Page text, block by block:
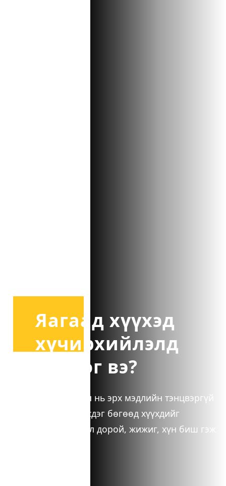
Яагаад хүүхэд
хүчирхийлэлд
өртдөг вэ?
Хүчирхийлэл нь эрх мэдлийн тэнцвэргүй
байдлаас үүсдэг бөгөөд хүүхдийг
өөрөөсөө сул дорой, жижиг, хүн биш гэж